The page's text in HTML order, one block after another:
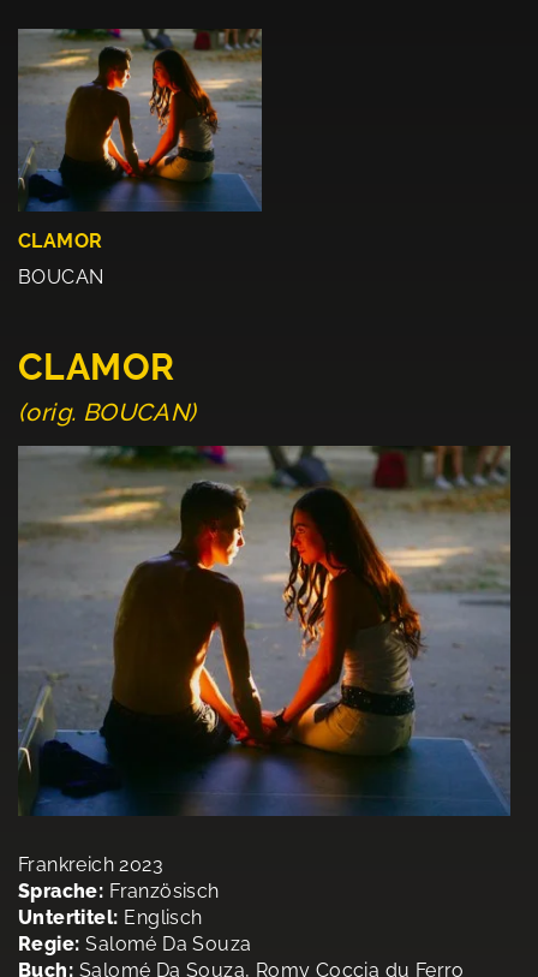
CLAMOR
BOUCAN
CLAMOR
(orig. BOUCAN)
Frankreich 2023
Sprache: Französisch
Untertitel: Englisch
Regie: Salomé Da Souza
Buch: Salomé Da Souza, Romy Coccia du Ferro